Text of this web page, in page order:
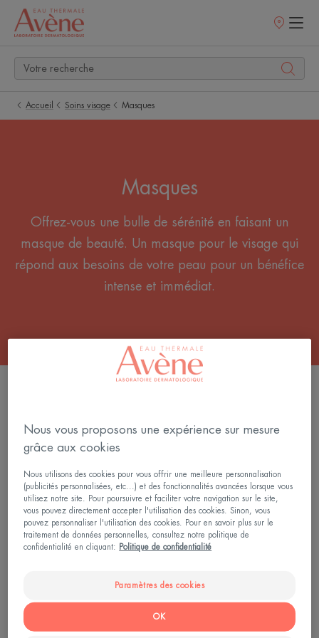
Points
Accueil Soins visage Masques
Masques
Offrez-vous une bulle de sérénité en faisant un
masque de beauté. Un masque pour le visage qui
répond aux besoins de votre peau pour un bénéfice
intense et immédiat.
2 résultats pour "Masques"
LES
ESSENTIELS
Masque
apaisant
hydratant
CLEANANCE
Masque
détox
Nous vous proposons une expérience sur mesure
grâce aux cookies
Nous utilisons des cookies pour vous offrir une meilleure personnalisation
(publicités personnalisées, etc...) et des fonctionnalités avancées lorsque vous
utilisez notre site. Pour poursuivre et faciliter votre navigation sur le site,
vous pouvez directement accepter l'utilisation des cookies. Sinon, vous
pouvez personnaliser l'utilisation des cookies. Pour en savoir plus sur le
traitement de données personnelles, consultez notre politique de
confidentialité en cliquant:
Politique de confidentialité
Paramètres des cookies
OK